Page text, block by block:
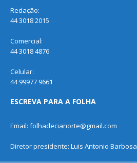
Redação:
44 3018 2015
Comercial:
44 3018 4876
Celular:
44 99977 9661
ESCREVA PARA A FOLHA
Email: folhadecianorte@gmail.com
Diretor presidente: Luis Antonio Barbosa